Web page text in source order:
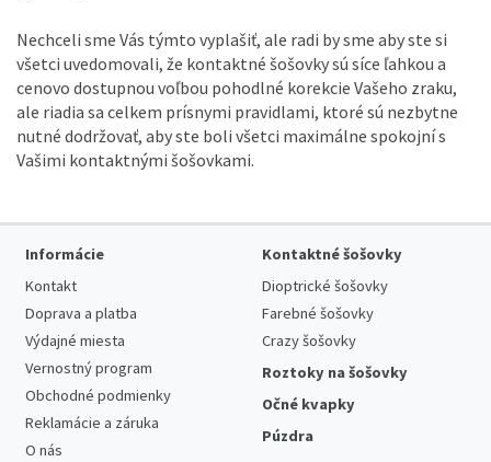
Nechceli sme Vás týmto vyplašiť, ale radi by sme aby ste si
všetci uvedomovali, že kontaktné šošovky sú síce ľahkou a
cenovo dostupnou voľbou pohodlné korekcie Vašeho zraku,
ale riadia sa celkem prísnymi pravidlami, ktoré sú nezbytne
nutné dodržovať, aby ste boli všetci maximálne spokojní s
Vašimi kontaktnými šošovkami.
Informácie
Kontakt
Doprava a platba
Výdajné miesta
Vernostný program
Obchodné podmienky
Reklamácie a záruka
O nás
Kontaktné šošovky
Dioptrické šošovky
Farebné šošovky
Crazy šošovky
Roztoky na šošovky
Očné kvapky
Púzdra